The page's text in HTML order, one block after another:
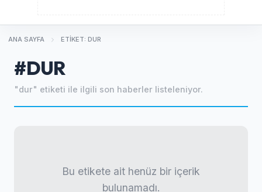
ANA SAYFA ETIKET: DUR
#DUR
"dur" etiketi ile ilgili son haberler listeleniyor.
Bu etikete ait henüz bir içerik
bulunamadı.